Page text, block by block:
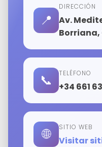
📍
DIRECCIÓN
Av.
📞 TELÉFONO
+34 661
🌐 SITIO WEB
Visitar